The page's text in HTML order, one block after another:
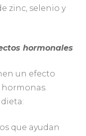
zinc, selenio y
hormonales
un efecto
que ayudan